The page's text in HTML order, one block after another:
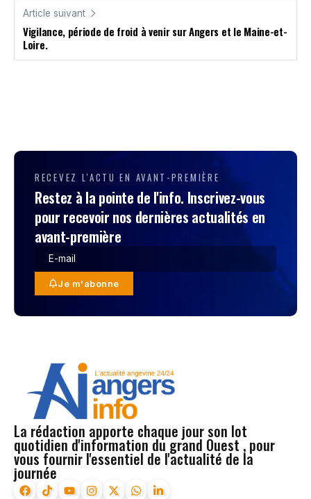
Article suivant
Vigilance, période de froid à venir sur Angers et le Maine-et-
Loire.
RECEVEZ L'ACTU EN AVANT-PREMIÈRE
Restez à la pointe de l'info. Inscrivez-vous
pour recevoir nos dernières actualités en
avant-première
Je m'abonne
La rédaction apporte chaque jour son lot
quotidien d'information du grand Ouest , pour
vous fournir l'essentiel de l'actualité de la
journée